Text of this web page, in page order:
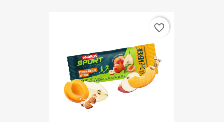
favorite_border